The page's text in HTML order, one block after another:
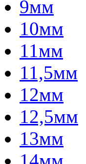
9мм
10мм
11мм
11,5мм
12мм
12,5мм
13мм